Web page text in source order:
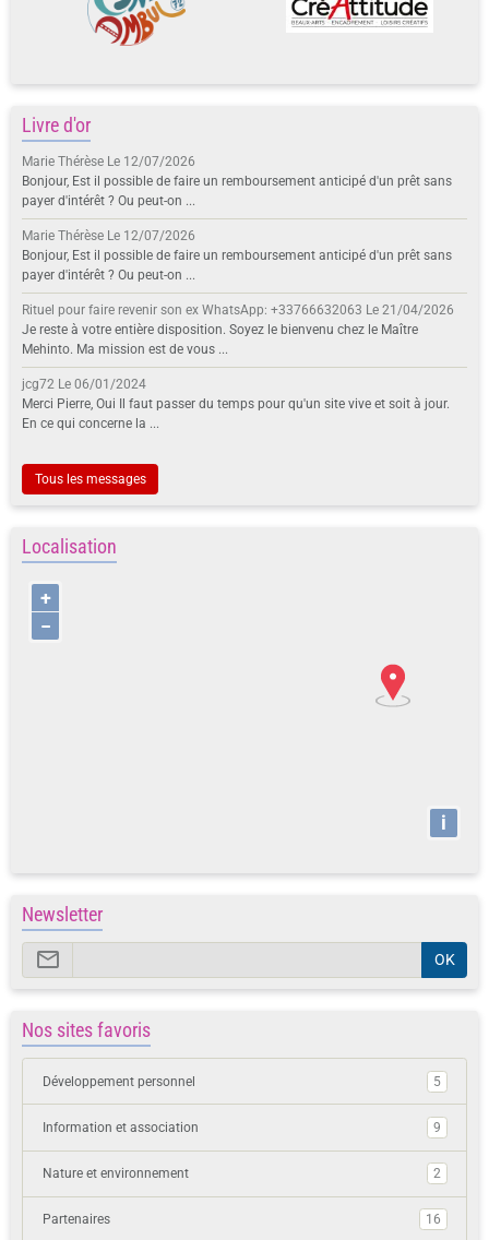
Livre d'or
Marie Thérèse Le 12/07/2026
Bonjour, Est il possible de faire un remboursement anticipé d'un prêt sans
payer d'intérêt ? Ou peut-on ...
Marie Thérèse Le 12/07/2026
Bonjour, Est il possible de faire un remboursement anticipé d'un prêt sans
payer d'intérêt ? Ou peut-on ...
Rituel pour faire revenir son ex WhatsApp: +33766632063 Le 21/04/2026
Je reste à votre entière disposition. Soyez le bienvenu chez le Maître
Mehinto. Ma mission est de vous ...
jcg72 Le 06/01/2024
Merci Pierre, Oui Il faut passer du temps pour qu'un site vive et soit à jour.
En ce qui concerne la ...
Tous les messages
Localisation
+
−
i
Newsletter
OK
Nos sites favoris
Développement personnel 5
Information et association 9
Nature et environnement 2
Partenaires 16